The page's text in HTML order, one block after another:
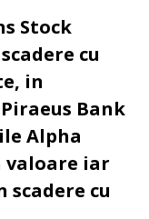
Stock
cu
in
Bank
Alpha
valoare iar
cu